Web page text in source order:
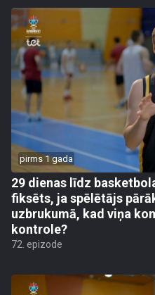
pirms 1 gada
29 dienas līdz
fiksēts, ja spēlētājs
uzbrukumā, kad viņa
kontrole?
72. epizode